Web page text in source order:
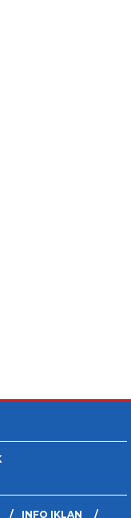
INFO IKLAN